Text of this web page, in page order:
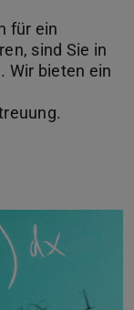
für ein
sind Sie in
Wir bieten ein